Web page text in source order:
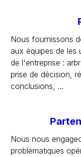
Nous fournissons
aux équipes de les
de l'entreprise :
prise de décision,
conclusions, ...
Nous nous
problématiques